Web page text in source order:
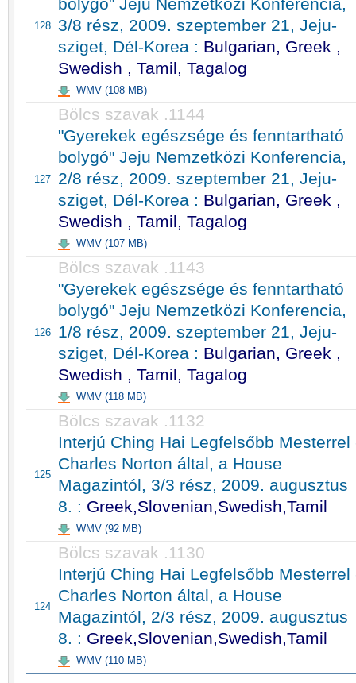
128
3/8 rész, 2009. szeptember 21, Jeju-
sziget, Dél-Korea : Bulgarian, Greek ,
Swedish , Tamil, Tagalog
WMV (108 MB)
127
Bölcs szavak .1144
"Gyerekek egészsége és fenntartható
bolygó" Jeju Nemzetközi Konferencia,
2/8 rész, 2009. szeptember 21, Jeju-
sziget, Dél-Korea : Bulgarian, Greek ,
Swedish , Tamil, Tagalog
WMV (107 MB)
126
Bölcs szavak .1143
"Gyerekek egészsége és fenntartható
bolygó" Jeju Nemzetközi Konferencia,
1/8 rész, 2009. szeptember 21, Jeju-
sziget, Dél-Korea : Bulgarian, Greek ,
Swedish , Tamil, Tagalog
WMV (118 MB)
125
Bölcs szavak .1132
Interjú Ching Hai Legfelsőbb Mesterrel
Charles Norton által, a House
Magazintól, 3/3 rész, 2009. augusztus
8. : Greek,Slovenian,Swedish,Tamil
WMV (92 MB)
124
Bölcs szavak .1130
Interjú Ching Hai Legfelsőbb Mesterrel
Charles Norton által, a House
Magazintól, 2/3 rész, 2009. augusztus
8. : Greek,Slovenian,Swedish,Tamil
WMV (110 MB)